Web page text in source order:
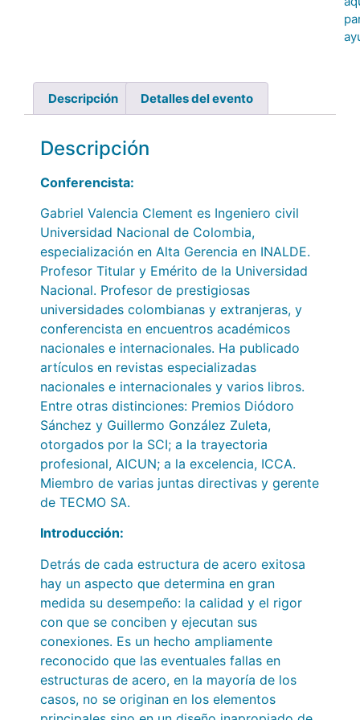
Descripción Detalles del evento
Descripción
Conferencista:
Gabriel Valencia Clement es Ingeniero civil
Universidad Nacional de Colombia,
especialización en Alta Gerencia en INALDE.
Profesor Titular y Emérito de la Universidad
Nacional. Profesor de prestigiosas
universidades colombianas y extranjeras, y
conferencista en encuentros académicos
nacionales e internacionales. Ha publicado
artículos en revistas especializadas
nacionales e internacionales y varios libros.
Entre otras distinciones: Premios Diódoro
Sánchez y Guillermo González Zuleta,
otorgados por la SCI; a la trayectoria
profesional, AICUN; a la excelencia, ICCA.
Miembro de varias juntas directivas y gerente
de TECMO SA.
Introducción:
Detrás de cada estructura de acero exitosa
hay un aspecto que determina en gran
medida su desempeño: la calidad y el rigor
con que se conciben y ejecutan sus
conexiones. Es un hecho ampliamente
reconocido que las eventuales fallas en
estructuras de acero, en la mayoría de los
casos, no se originan en los elementos